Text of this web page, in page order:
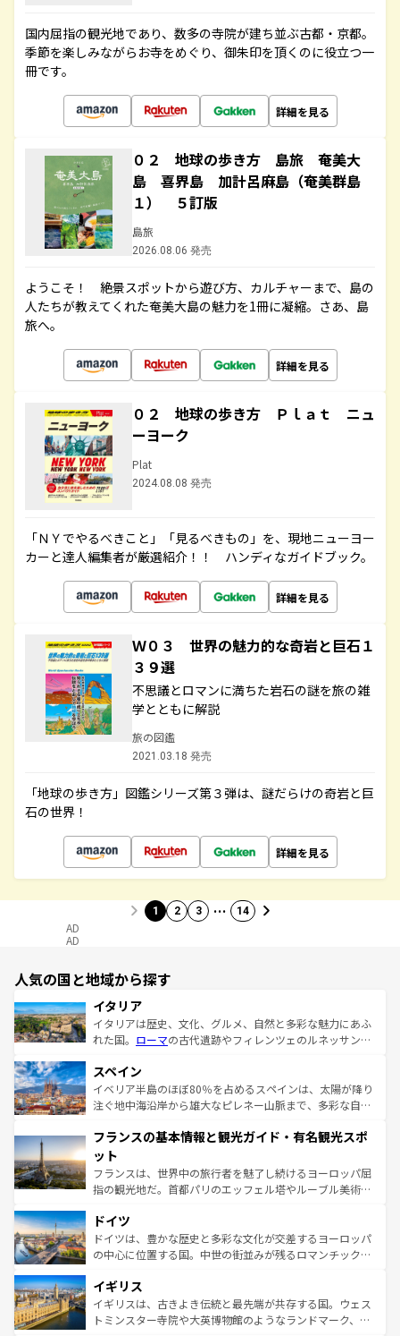
国内屈指の観光地であり、数多の寺院が建ち並ぶ古都・京都。
季節を楽しみながらお寺をめぐり、御朱印を頂くのに役立つ一
冊です。
詳細を見る
０２ 地球の歩き方 島旅 奄美大
島 喜界島 加計呂麻島（奄美群島
１） ５訂版
島旅
2026.08.06 発売
ようこそ！ 絶景スポットから遊び方、カルチャーまで、島の
人たちが教えてくれた奄美大島の魅力を1冊に凝縮。さあ、島
旅へ。
詳細を見る
０２ 地球の歩き方 Ｐｌａｔ ニュ
ーヨーク
Plat
2024.08.08 発売
「ＮＹでやるべきこと」「見るべきもの」を、現地ニューヨー
カーと達人編集者が厳選紹介！！ ハンディなガイドブック。
詳細を見る
Ｗ０３ 世界の魅力的な奇岩と巨石１
３９選
不思議とロマンに満ちた岩石の謎を旅の雑
学とともに解説
旅の図鑑
2021.03.18 発売
「地球の歩き方」図鑑シリーズ第３弾は、謎だらけの奇岩と巨
石の世界！
詳細を見る
1 2 3 … 14
AD
AD
人気の国と地域から探す
イタリア
イタリアは歴史、文化、グルメ、自然と多彩な魅力にあふ
れた国。 ローマの古代遺跡やフィレンツェのルネッサンス
ろん、トスカーナの美しい田園風景やアマルフィ海岸の絶
景など、自然景観も見逃せない。観光の合間には、本場の
ピザやパスタなど、絶品のイタリア料理を堪能することも
ませてくれるイタリアで、忘れられない旅をしてみよう！
なお、新着のイタリア情報は
しい。
スペイン
イベリア半島のほぼ80％を占めるスペインは、太陽が降り
注ぐ地中海沿岸から雄大なピレネー山脈まで、多彩な自然
文化が根付くこの国では、情熱的なフラメンコ、熱気あふ
れる闘牛、そして美味しいタパスが生活の一部となってい
る。首都マドリードの洗練された雰囲気や、バルセロナの
アートに溢れた街角から、地方では古代ローマ遺跡や中世
せる。地方によって風土や気候が異なるスペインはその個
性で訪れる人を魅了する。 なお、新着のスペイン情報は コ
ンテンツ一覧を参照してほしい。
フランスの基本情報と観光ガイド・有名観光スポ
ット
フランスは、世界中の旅行者を魅了し続けるヨーロッパ屈
指の観光地だ。首都パリのエッフェル塔やルーブル美術館
で、幅広い魅力が詰まっている。華麗な宮殿、歴史的な大
聖堂、美しいビーチ、そして豊かな自然が、訪れる者を心
から魅了する。また、フランスは美食の国としても知ら
いる。シャンパンの発祥地であるランス、プロヴァンスの
香り高いラベンダー畑など、多彩な楽しみ方が可能だ。さ
らに、パリ以外の地域にも魅力が溢れており、どの街角に
ドイツ
ドイツは、豊かな歴史と多彩な文化が交差するヨーロッパ
の中心に位置する国。中世の街並みが残るロマンチック街
顔を持つこの国は、どこを歩いても飽きることがない。ベ
ルリンの文化的活気、バイエルン州のアルプスの絶景、そ
してライン川沿いのワイン畑といった風景は必見。ビール
イギリス
イギリスは、古きよき伝統と最先端が共存する国。ウェス
トミンスター寺院や大英博物館のようなランドマーク、歴